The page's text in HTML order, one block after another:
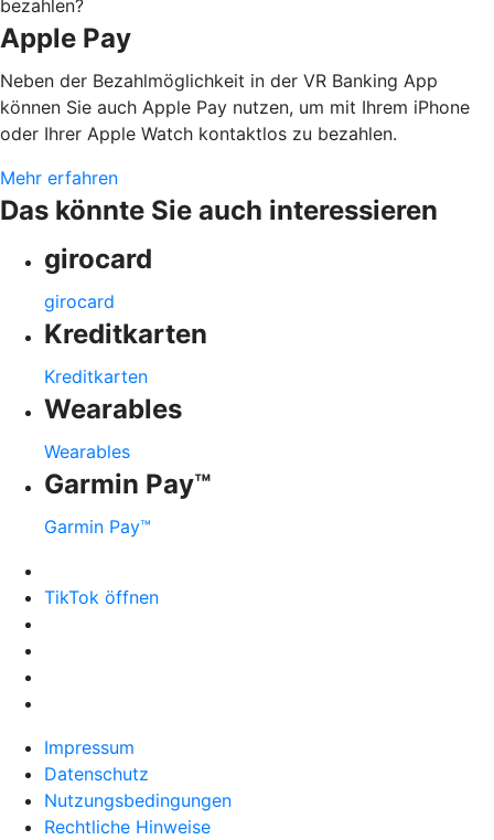
bezahlen?
Apple Pay
Neben der Bezahlmöglichkeit in der VR Banking App
können Sie auch Apple Pay nutzen, um mit Ihrem iPhone
oder Ihrer Apple Watch kontaktlos zu bezahlen.
Mehr erfahren
Das könnte Sie auch interessieren
girocard
girocard
Kreditkarten
Kreditkarten
Wearables
Wearables
Garmin Pay™
Garmin Pay™
TikTok öffnen
Impressum
Datenschutz
Nutzungsbedingungen
Rechtliche Hinweise